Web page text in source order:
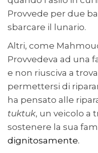
Provvede per due
sbarcare il lunario.
Altri, come
Provvedeva ad una
e non riusciva a
permettersi di
ha pensato alle
tuktuk, un veicolo a
sostenere la sua
dignitosamente.